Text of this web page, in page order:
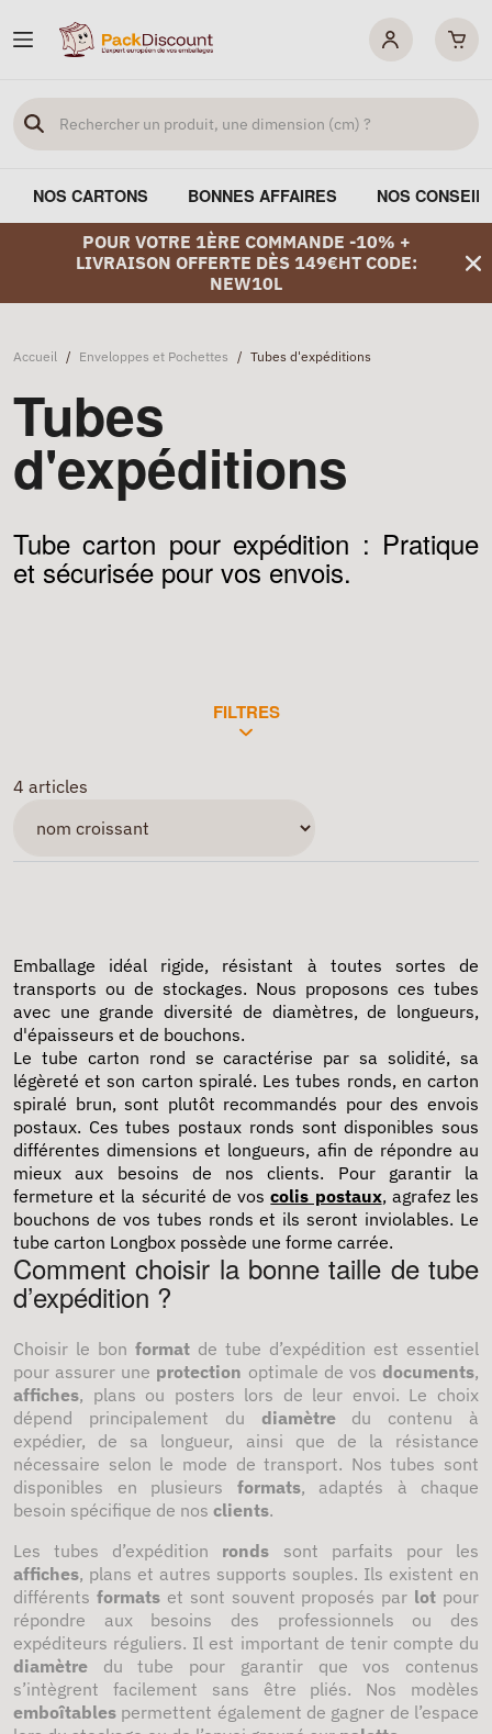
NOS CARTONS BONNES AFFAIRES NOS
POUR VOTRE 1ÈRE COMMANDE -10% +
LIVRAISON OFFERTE DÈS 149€HT CODE:
NEW10L
Accueil / Enveloppes et Pochettes / Tubes d'expéditions
Tubes
d'expéditions
Tube carton pour expédition : Pratique
et sécurisée pour vos envois.
FILTRES
4 articles
Emballage idéal rigide, résistant à toutes sortes de
transports ou de stockages. Nous proposons ces tubes
avec une grande diversité de diamètres, de longueurs,
d'épaisseurs et de bouchons.
Le tube carton rond se caractérise par sa solidité, sa
légèreté et son carton spiralé. Les tubes ronds, en carton
spiralé brun, sont plutôt recommandés pour des envois
postaux. Ces tubes postaux ronds sont disponibles sous
différentes dimensions et longueurs, afin de répondre au
mieux aux besoins de nos clients. Pour garantir la
fermeture et la sécurité de voscolis postaux, agrafez les
bouchons de vos tubes ronds et ils seront inviolables. Le
tube carton Longbox possède une forme carrée.
Comment choisir la bonne taille de tube
d’expédition ?
Choisir le bon format de tube d’expédition est essentiel
pour assurer une protection optimale de vosdocuments,
affiches, plans ou posters lors de leur envoi. Le choix
dépend principalement du diamètredu contenu à
expédier, de sa longueur, ainsi que de la résistance
nécessaire selon le mode de transport. Nos tubes sont
disponibles en plusieurs formats, adaptés à chaque
besoin spécifique de nos clients.
Les tubes d’expédition ronds sont parfaits pour les
affiches, plans et autres supports souples. Ils existent en
différents formatset sont souvent proposés par lot pour
répondre aux besoins des professionnels ou des
expéditeurs réguliers. Il est important de tenir compte du
diamètre du tube pour garantir que vos contenus
s’intègrent facilement sans être pliés. Nos modèles
emboîtables permettent également de gagner de l’espace